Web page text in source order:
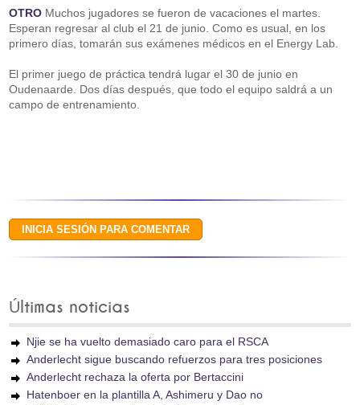
OTRO Muchos jugadores se fueron de vacaciones el martes.
Esperan regresar al club el 21 de junio. Como es usual, en los
primero días, tomarán sus exámenes médicos en el Energy Lab.
El primer juego de práctica tendrá lugar el 30 de junio en
Oudenaarde. Dos días después, que todo el equipo saldrá a un
campo de entrenamiento.
Últimas noticias
Njie se ha vuelto demasiado caro para el RSCA
Anderlecht sigue buscando refuerzos para tres posiciones
Anderlecht rechaza la oferta por Bertaccini
Hatenboer en la plantilla A, Ashimeru y Dao no